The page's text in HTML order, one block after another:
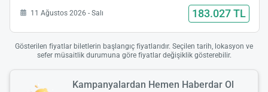
11 Ağustos 2026 - Salı 183.027 TL
Gösterilen fiyatlar biletlerin başlangıç fiyatlarıdır. Seçilen tarih, lokasyon ve
sefer müsaitlik durumuna göre fiyatlar değişiklik gösterebilir.
Kampanyalardan Hemen Haberdar Ol